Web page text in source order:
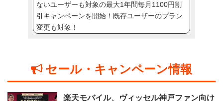
ないユーザーも対象の最大1年間毎月1100円割
引キャンペーンを開始！既存ユーザーのプラン
変更も対象！
セール・キャンペーン情報
楽天モバイル、ヴィッセル神戸ファン向け